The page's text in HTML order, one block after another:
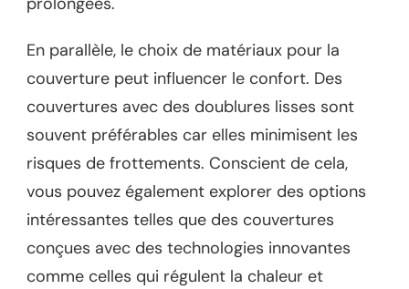
En parallèle, le choix de matériaux pour la
couverture peut influencer le confort. Des
couvertures avec des doublures lisses sont
souvent préférables car elles minimisent les
risques de frottements. Conscient de cela,
vous pouvez également explorer des options
intéressantes telles que des couvertures
conçues avec des technologies innovantes
comme celles qui régulent la chaleur et